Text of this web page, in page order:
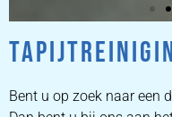
Bent u op zoek naar een